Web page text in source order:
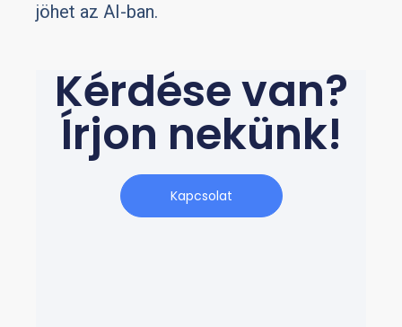
jöhet az AI-ban.
Kérdése van?
Írjon nekünk!
Kapcsolat